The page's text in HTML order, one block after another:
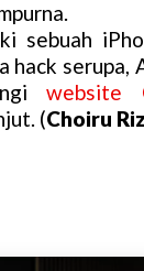
sebuah
hack serupa,
website
(Choiru